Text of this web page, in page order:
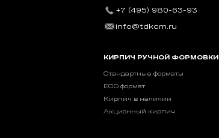
+7 (495) 980-63-93
info@tdkcm.ru
КИРПИЧ РУЧНОЙ ФОРМОВКИ
Стандартные форматы
ECO формат
Кирпич в наличии
Акционный кирпич